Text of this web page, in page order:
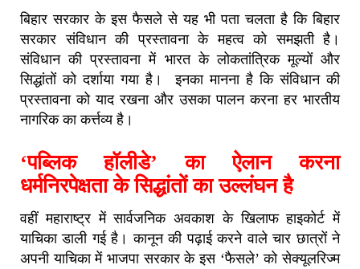
बिहार सरकार के इस फैसले से यह भी पता चलता है कि बिहार
सरकार संविधान की प्रस्तावना के महत्व को समझती है।
संविधान की प्रस्तावना में भारत के लोकतांत्रिक मूल्यों और
सिद्धांतों को दर्शाया गया है। इनका मानना है कि संविधान की
प्रस्तावना को याद रखना और उसका पालन करना हर भारतीय
नागरिक का कर्त्तव्य है।
‘पब्लिक हॉलीडे’ का ऐलान करना
धर्मनिरपेक्षता के सिद्धांतों का उल्लंघन है
वहीं महाराष्ट्र में सार्वजनिक अवकाश के खिलाफ हाइकोर्ट में
याचिका डाली गई है। कानून की पढ़ाई करने वाले चार छात्रों ने
अपनी याचिका में भाजपा सरकार के इस ‘फैसले’ को सेक्यूलरिज्म